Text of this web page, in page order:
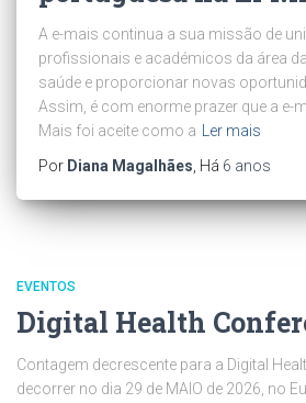
A e-mais continua a sua missão de
profissionais e académicos da área
saúde e proporcionar novas
Assim, é com enorme prazer que a e-
Mais foi aceite como a
Ler mais
Por Diana Magalhães , Há 6 anos
EVENTOS
Digital Health
Contagem decrescente para a Digital
decorrer no dia 29 de MAIO de 2026, no